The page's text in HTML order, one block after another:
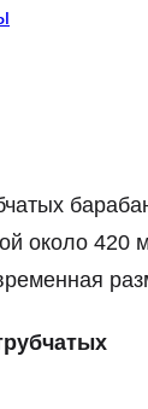
около 420